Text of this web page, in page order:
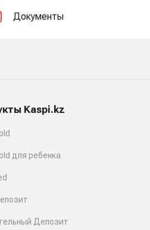
Документы
Kaspi.kz
для ребенка
Депозит